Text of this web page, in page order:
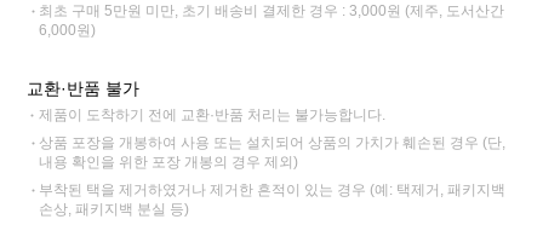
최초 구매 5만원 미만, 초기 배송비 결제한 경우 : 3,000원 (제주, 도서산간
6,000원)
교환·반품 불가
제품이 도착하기 전에 교환·반품 처리는 불가능합니다.
상품 포장을 개봉하여 사용 또는 설치되어 상품의 가치가 훼손된 경우 (단,
내용 확인을 위한 포장 개봉의 경우 제외)
부착된 택을 제거하였거나 제거한 흔적이 있는 경우 (예: 택제거, 패키지백
손상, 패키지백 분실 등)